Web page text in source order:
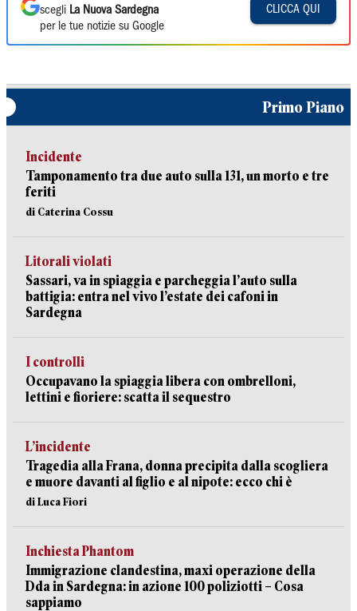
scegli La Nuova Sardegna
per le tue notizie su Google
CLICCA QUI
Primo Piano
Incidente
Tamponamento tra due auto sulla 131, un morto e tre
feriti
di Caterina Cossu
Litorali violati
Sassari, va in spiaggia e parcheggia l’auto sulla
battigia: entra nel vivo l’estate dei cafoni in
Sardegna
I controlli
Occupavano la spiaggia libera con ombrelloni,
lettini e fioriere: scatta il sequestro
L’incidente
Tragedia alla Frana, donna precipita dalla scogliera
e muore davanti al figlio e al nipote: ecco chi è
di Luca Fiori
Inchiesta Phantom
Immigrazione clandestina, maxi operazione della
Dda in Sardegna: in azione 100 poliziotti – Cosa
sappiamo